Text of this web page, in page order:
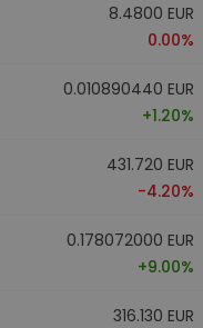
8.4800 EUR
0.00%
0.010890440 EUR
+1.20%
431.720 EUR
-4.20%
0.178072000 EUR
+9.00%
316.130 EUR